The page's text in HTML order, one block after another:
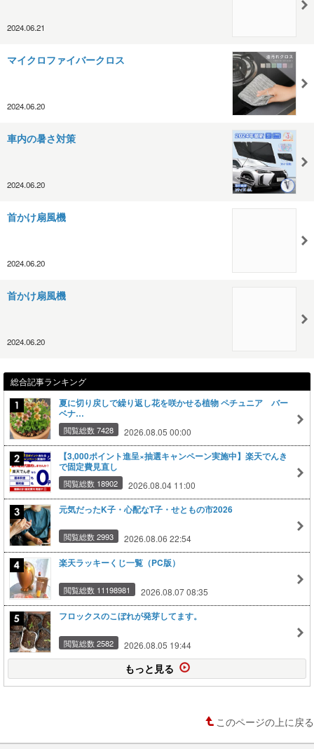
2024.06.21
マイクロファイバークロス
2024.06.20
車内の暑さ対策
2024.06.20
首かけ扇風機
2024.06.20
首かけ扇風機
2024.06.20
総合記事ランキング
夏に切り戻しで繰り返し花を咲かせる植物 ペチュニア バー
ベナ…
閲覧総数 7428 2026.08.05 00:00
【3,000ポイント進呈×抽選キャンペーン実施中】楽天でんき
で固定費見直し
閲覧総数 18902 2026.08.04 11:00
元気だったK子・心配なT子・せともの市2026
閲覧総数 2993 2026.08.06 22:54
楽天ラッキーくじ一覧（PC版）
閲覧総数 11198981 2026.08.07 08:35
フロックスのこぼれが発芽してます。
閲覧総数 2582 2026.08.05 19:44
もっと見る
このページの上に戻る